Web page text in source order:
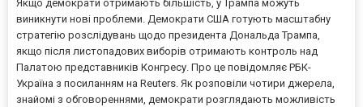
Якщо демократи отримають більшість, у Трампа можуть
виникнути нові проблеми. Демократи США готують масштабну
стратегію розслідувань щодо президента Дональда Трампа,
якщо після листопадових виборів отримають контроль над
Палатою представників Конгресу. Про це повідомляє РБК-
Україна з посиланням на Reuters. Як розповіли чотири джерела,
знайомі з обговореннями, демократи розглядають можливість